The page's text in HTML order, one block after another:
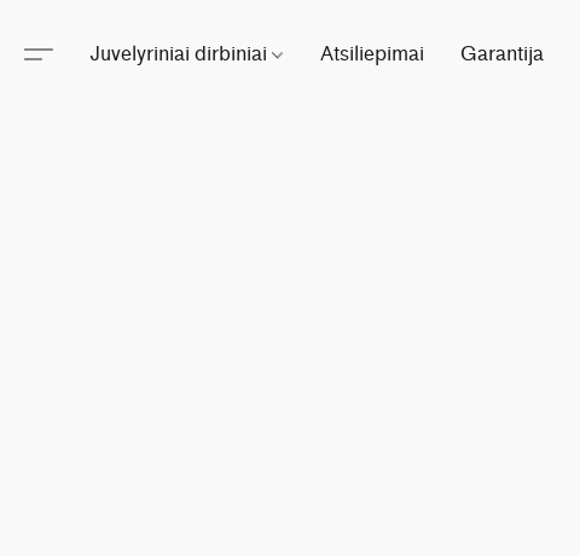
Juvelyriniai dirbiniai Atsiliepimai Garantija